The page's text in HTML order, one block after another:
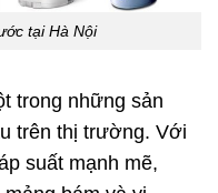
tại Hà Nội
trong những sản
trên thị trường. Với
suất mạnh mẽ,